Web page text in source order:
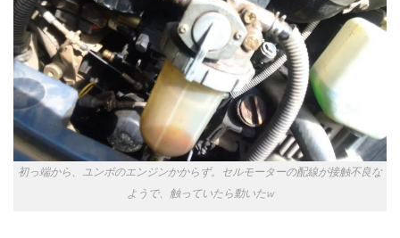
初っ端から、ユンボのエンジンかからず。セルモーターの配線が接触不良な
ようで、触っていたら動いたw